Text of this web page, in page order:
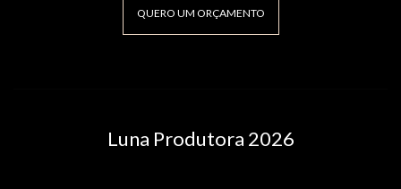
QUERO UM ORÇAMENTO
Luna Produtora 2026